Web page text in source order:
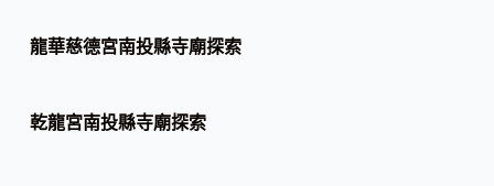
龍華慈德宮南投縣寺廟探索
乾龍宮南投縣寺廟探索